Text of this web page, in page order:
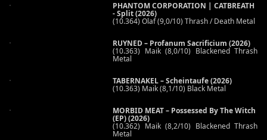
PHANTOM CORPORATION | CATBREATH
- Split (2026)
(10.364) Olaf (9,0/10) Thrash / Death Metal
RUYNED – Profanum Sacrificium (2026)
(10.363) Maik (8,0/10) Blackened Thrash
Metal
TABERNAKEL – Scheintaufe (2026)
(10.363) Maik (8,1/10) Black Metal
MORBID MEAT – Possessed By The Witch
(EP) (2026)
(10.362) Maik (8,2/10) Blackened Thrash
Metal